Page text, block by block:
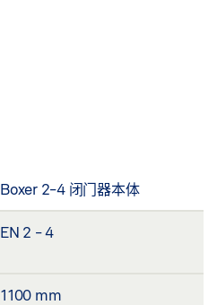
Boxer 2-4 闭门器本体
EN 2 - 4
1100 mm